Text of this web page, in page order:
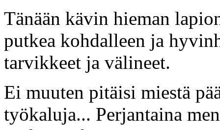
Tänään kävin hieman
putkea kohdalleen ja
tarvikkeet ja välineet.
Ei muuten pitäisi miestä
työkaluja... Perjantaina